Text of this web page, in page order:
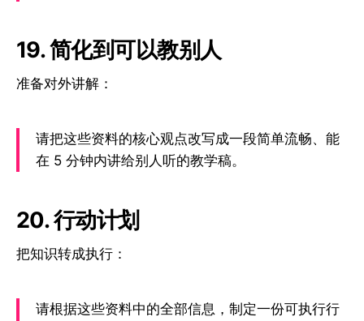
19. 简化到可以教别人
准备对外讲解：
请把这些资料的核心观点改写成一段简单流畅、能
在 5 分钟内讲给别人听的教学稿。
20. 行动计划
把知识转成执行：
请根据这些资料中的全部信息，制定一份可执行行